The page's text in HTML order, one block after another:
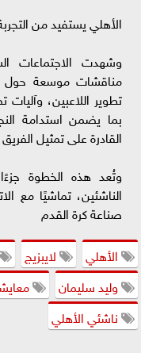
الأهلي يستفيد من
وشهدت الاجتماعات
مناقشات موسعة حول
تطوير اللاعبين، وآليات
بما يضمن استدامة
القادرة على تمثيل
وتُعد هذه الخطوة
الناشئين، تماشيًا مع
صناعة كرة القدم
الأهلي
لايبزيج
وليد سليمان
ناشئي الأهلي